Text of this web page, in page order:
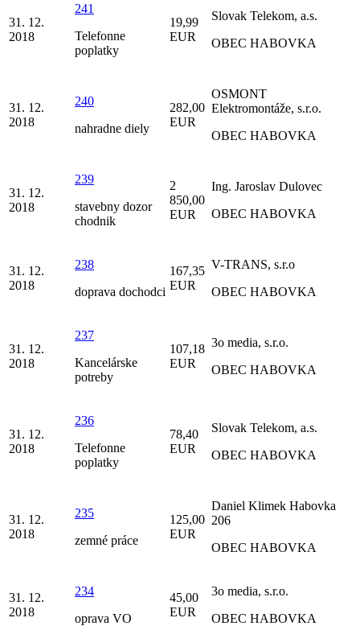
31. 12.
2018
241
Telefonne
poplatky
19,99
EUR
Slovak Telekom, a.s.
OBEC HABOVKA
31. 12.
2018
240
nahradne diely
282,00
EUR
OSMONT
Elektromontáže, s.r.o.
OBEC HABOVKA
31. 12.
2018
239
stavebny dozor
chodnik
2
850,00
EUR
Ing. Jaroslav Dulovec
OBEC HABOVKA
31. 12.
2018
238
doprava dochodci
167,35
EUR
V-TRANS, s.r.o
OBEC HABOVKA
31. 12.
2018
237
Kancelárske
potreby
107,18
EUR
3o media, s.r.o.
OBEC HABOVKA
31. 12.
2018
236
Telefonne
poplatky
78,40
EUR
Slovak Telekom, a.s.
OBEC HABOVKA
31. 12.
2018
235
zemné práce
125,00
EUR
Daniel Klimek Habovka
206
OBEC HABOVKA
31. 12.
2018
234
oprava VO
45,00
EUR
3o media, s.r.o.
OBEC HABOVKA